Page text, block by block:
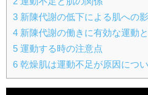
3 新陳代謝の低下による肌への
4 新陳代謝の働きに有効な運動
5 運動する時の注意点
6 乾燥肌は運動不足が原因につ